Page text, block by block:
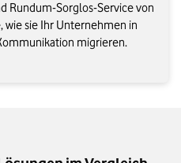
Rundum-Sorglos-Service von
wie sie Ihr Unternehmen in
migrieren.